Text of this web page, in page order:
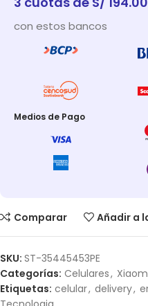
con estos bancos
Medios de Pago
Comparar Añadir a
SKU: ST-35445453PE
Categorías: Celulares,
Etiquetas: celular, delivery,